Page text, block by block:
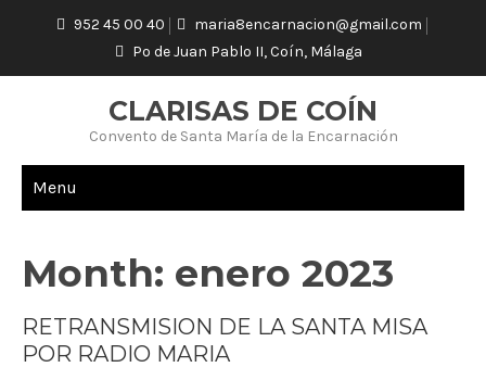
952 45 00 40
maria8encarnacion@gmail.com
Pº de Juan Pablo II, Coín, Málaga
CLARISAS DE COÍN
Convento de Santa María de la Encarnación
Menu
Month: enero 2023
RETRANSMISION DE LA SANTA MISA
POR RADIO MARIA